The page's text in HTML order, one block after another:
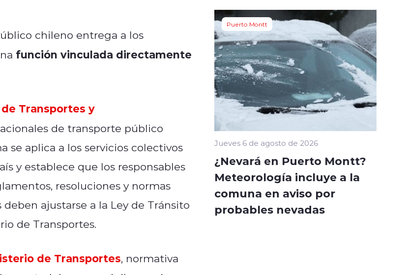
chileno entrega a los
función vinculada directamente
Transportes y
de transporte público
se aplica a los servicios colectivos
y establece que los responsables
resoluciones y normas
ajustarse a la Ley de Tránsito
de Transportes.
de Transportes, normativa
Puerto Montt
Jueves 6 de agosto de 2026
¿Nevará en Puerto Montt?
Meteorología incluye a la
comuna en aviso por
probables nevadas